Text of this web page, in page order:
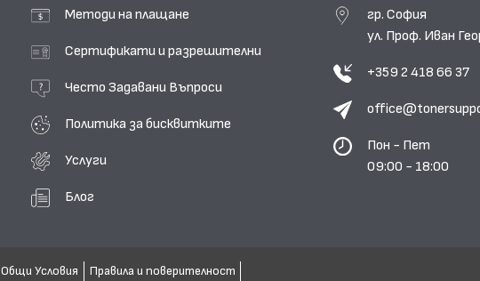
Методи на плащане
Сертификати и разрешителни
Често Задавани Въпроси
Политика за бисквитките
Услуги
Блог
гр. София
ул. Проф. Иван
+359 2 418 66 37
Пон - Пет
09:00 - 18:00
Общи Условия Правила и поверителност